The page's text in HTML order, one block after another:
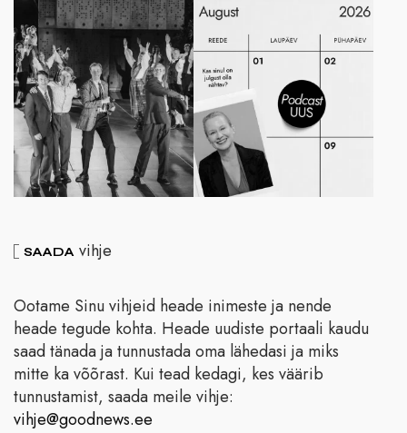
SAADA vihje
Ootame Sinu vihjeid heade inimeste ja nende
heade tegude kohta. Heade uudiste portaali kaudu
saad tänada ja tunnustada oma lähedasi ja miks
mitte ka võõrast. Kui tead kedagi, kes väärib
tunnustamist, saada meile vihje:
vihje@goodnews.ee